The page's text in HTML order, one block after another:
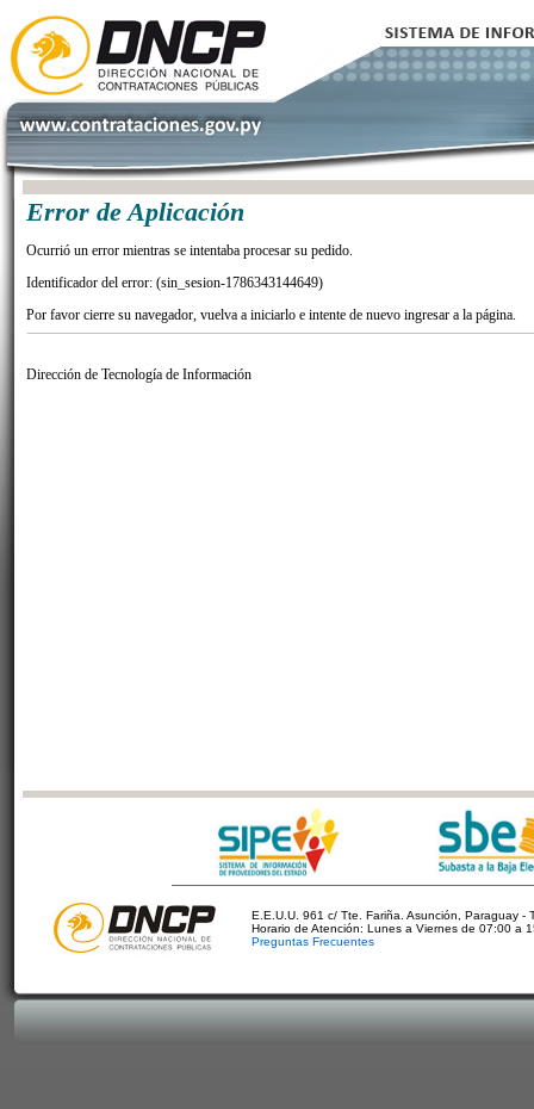
Error de Aplicación
Ocurrió un error mientras se intentaba procesar su pedido.
Identificador del error: (sin_sesion-1786343144649)
Por favor cierre su navegador, vuelva a iniciarlo e intente de nuevo ingresar a la página.
Dirección de Tecnología de Información
E.E.U.U. 961 c/ Tte. Fariña. Asunción, Paraguay -
Horario de Atención: Lunes a Viernes de 07:00 a
Preguntas Frecuentes